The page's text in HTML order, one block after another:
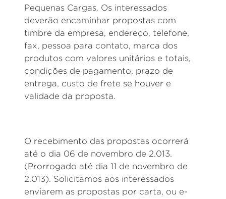
Pequenas Cargas. Os interessados
deverão encaminhar propostas com
timbre da empresa, endereço, telefone,
fax, pessoa para contato, marca dos
produtos com valores unitários e totais,
condições de pagamento, prazo de
entrega, custo de frete se houver e
validade da proposta.
O recebimento das propostas ocorrerá
até o dia 06 de novembro de 2.013.
(Prorrogado até dia 11 de novembro de
2.013). Solicitamos aos interessados
enviarem as propostas por carta, ou e-